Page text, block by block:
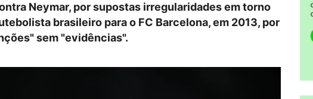
Neymar, por supostas irregularidades em torno
brasileiro para o FC Barcelona, em 2013, por
sem "evidências".